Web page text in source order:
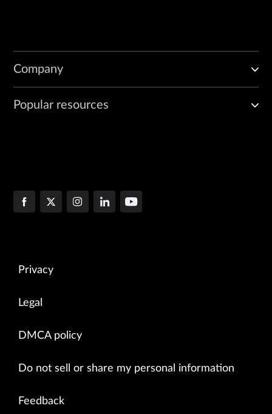
Company
Popular resources
Privacy
Legal
DMCA policy
Do not sell or share my personal information
Feedback